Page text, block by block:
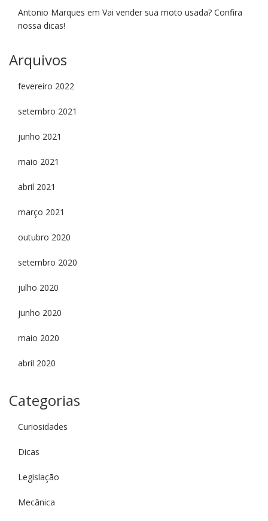
Antonio Marques em Vai vender sua moto usada? Confira
nossa dicas!
Arquivos
fevereiro 2022
setembro 2021
junho 2021
maio 2021
abril 2021
março 2021
outubro 2020
setembro 2020
julho 2020
junho 2020
maio 2020
abril 2020
Categorias
Curiosidades
Dicas
Legislação
Mecânica